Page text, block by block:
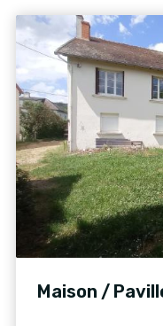
Maison /